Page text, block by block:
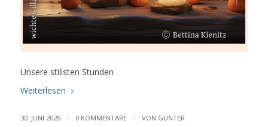
Unsere stillsten Stunden
Weiterlesen
30. JUNI 2026 / 0 KOMMENTARE / VON GÜNTER